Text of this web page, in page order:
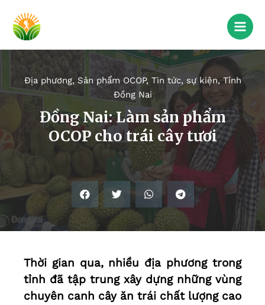
Địa phương, Sản phẩm OCOP, Tin tức, sự kiện,Tỉnh
Đồng Nai
Đồng Nai: Làm sản phẩm
OCOP cho trái cây tươi
Thời gian qua, nhiều địa phương trong
tỉnh đã tập trung xây dựng những vùng
chuyên canh cây ăn trái chất lượng cao